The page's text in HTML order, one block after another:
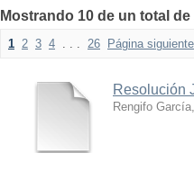
Mostrando 10 de un total
1 2 3 4 . . . 26 Página siguiente
Resolución
Rengifo